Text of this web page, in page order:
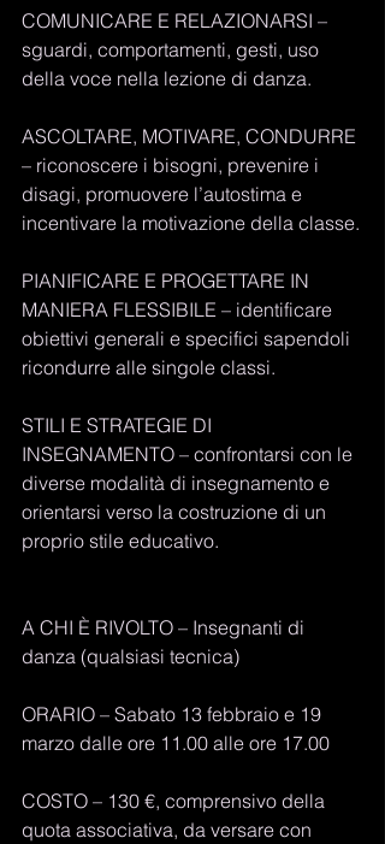
COMUNICARE E RELAZIONARSI –
sguardi, comportamenti, gesti, uso
della voce nella lezione di danza.
ASCOLTARE, MOTIVARE, CONDURRE
– riconoscere i bisogni, prevenire i
disagi, promuovere l’autostima e
incentivare la motivazione della classe.
PIANIFICARE E PROGETTARE IN
MANIERA FLESSIBILE – identificare
obiettivi generali e specifici sapendoli
ricondurre alle singole classi.
STILI E STRATEGIE DI
INSEGNAMENTO – confrontarsi con le
diverse modalità di insegnamento e
orientarsi verso la costruzione di un
proprio stile educativo.
A CHI È RIVOLTO – Insegnanti di
danza (qualsiasi tecnica)
ORARIO – Sabato 13 febbraio e 19
marzo dalle ore 11.00 alle ore 17.00
COSTO – 130 €, comprensivo della
quota associativa, da versare con